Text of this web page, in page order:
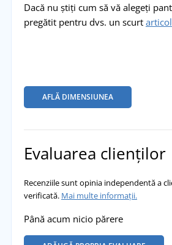
Dacă nu știți cum să vă alegeți
pregătit pentru dvs. un scurt articol
AFLĂ DIMENSIUNEA
Evaluarea clienților
Recenziile sunt opinia independentă a
verificată. Mai multe informații.
Până acum nicio părere